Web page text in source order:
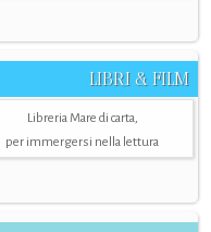
LIBRI & FILM
Libreria Mare di carta,
per immergersi nella lettura